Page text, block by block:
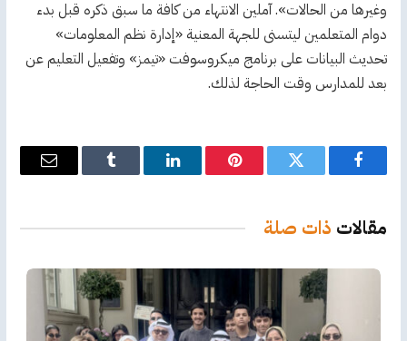
وغيرها من الحالات». آملين الانتهاء من كافة ما سبق ذكره قبل بدء
دوام المتعلمين ليتسنى للجهة المعنية «إدارة نظم المعلومات»
تحديث البيانات على برنامج ميكروسوفت «تيمز» وتفعيل التعليم عن
بعد للمدارس وقت الحاجة لذلك.
فيسبوك تويتر بينتيريستلينكدإن Tumblr
البريد
مقالات ذات صلة